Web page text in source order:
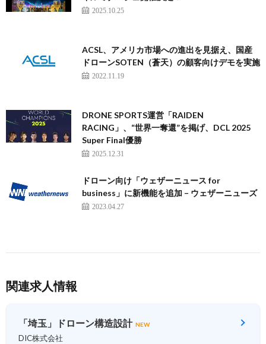
2025.10.25
ACSL、アメリカ市場への進出を見据え、国産
ドローンSOTEN（蒼天）の顧客向けデモを実施
2022.11.19
DRONE SPORTS運営「RAIDEN
RACING」、“世界一奪還”を掲げ、DCL 2025
Super Final優勝
2025.12.31
ドローン向け「ウェザーニュース for
business」に新機能を追加 – ウェザーニューズ
2023.04.27
関連求人情報
「埼玉」ドローン構造設計 NEW
DIC株式会社